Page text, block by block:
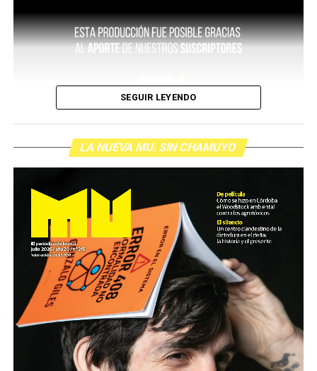
SEGUIR LEYENDO
LA NUEVA MU. SIN CHAMUYO